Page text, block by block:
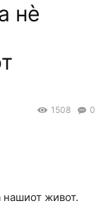
нѐ
0
1508
нашиот живот.